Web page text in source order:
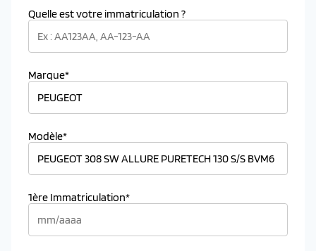
Quelle est votre immatriculation ?
Marque*
Modèle*
1ère Immatriculation*